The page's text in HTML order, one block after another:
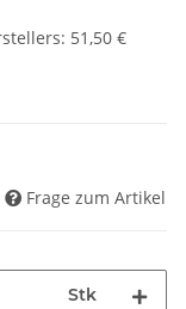
: 51,50 €
Frage zum Artikel
Stk